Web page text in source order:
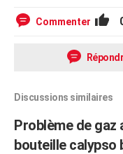
Commenter
Discussions similaires
Problème de gaz
bouteille calypso